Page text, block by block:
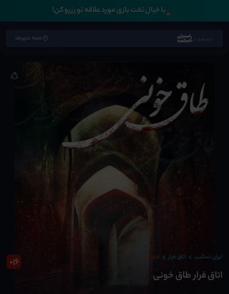
🛏️با خیال تخت بازی مورد علاقه تو رزرو کن!
همه شهرها
ایران اسکیپ اتاق فرار طاق خونی
اتاق فرار طاق خونی
16
+